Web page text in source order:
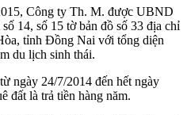
Công ty Th. M. được UBND
14, số 15 tờ bản đồ số 33 địa chỉ
tỉnh Đồng Nai với tổng diện
du lịch sinh thái.
ngày 24/7/2014 đến hết ngày
đất là trả tiền hàng năm.